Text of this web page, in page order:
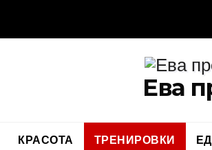
Ева
КРАСОТА ТРЕНИРОВКИ